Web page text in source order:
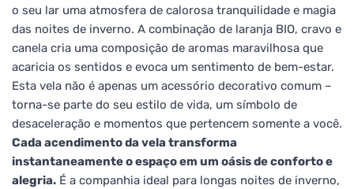
o seu lar uma atmosfera de calorosa tranquilidade e magia
das noites de inverno. A combinação de laranja BIO, cravo e
canela cria uma composição de aromas maravilhosa que
acaricia os sentidos e evoca um sentimento de bem-estar.
Esta vela não é apenas um acessório decorativo comum –
torna-se parte do seu estilo de vida, um símbolo de
desaceleração e momentos que pertencem somente a você.
Cada acendimento da vela transforma
instantaneamente o espaço em um oásis de conforto e
alegria. É a companhia ideal para longas noites de inverno,